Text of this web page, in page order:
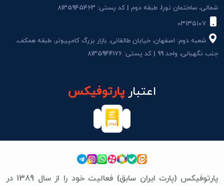
شمالی، ساختمان نور1، طبقه دوم | کد پستی: 8135945463
شعبه دوم: اصفهان، خیابان طالقانی، بازار بزرگ کامپیوتر، طبقه همکف،
جنب نگهبانی، واحد 99 | کد پستی: 8135944176
اعتبارپارتوفیکس
پارتوفیکس (پارت ایران سابق) فعالیت خود را از سال 1389 در